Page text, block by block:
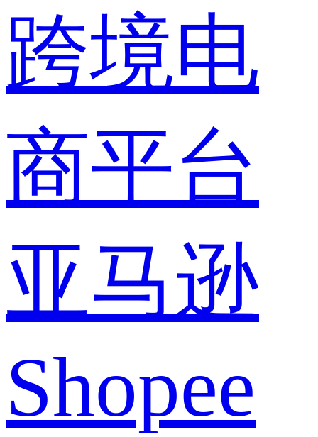
跨境电
商平台
亚马逊
Shopee